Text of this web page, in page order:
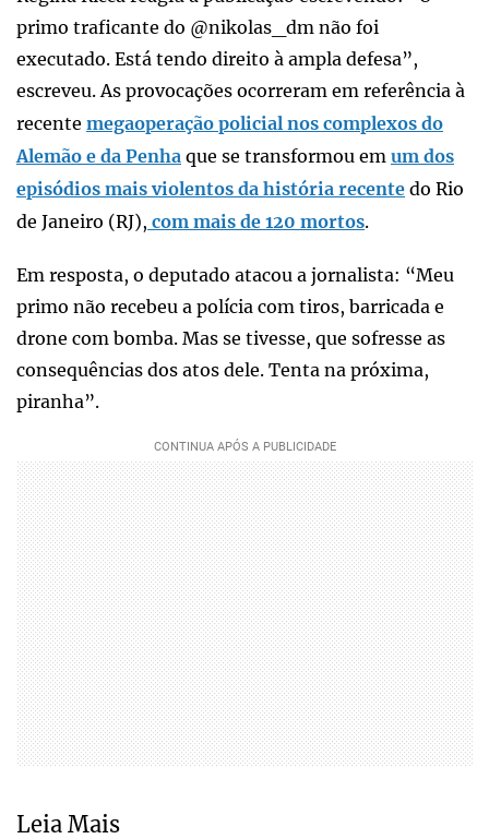
primo traficante do @nikolas_dm não foi
executado. Está tendo direito à ampla defesa”,
escreveu. As provocações ocorreram em referência à
recente megaoperação policial nos complexos do
Alemão e da Penha que se transformou em um dos
episódios mais violentos da história recente do Rio
de Janeiro (RJ), com mais de 120 mortos.
Em resposta, o deputado atacou a jornalista: “Meu
primo não recebeu a polícia com tiros, barricada e
drone com bomba. Mas se tivesse, que sofresse as
consequências dos atos dele. Tenta na próxima,
piranha”.
Leia Mais